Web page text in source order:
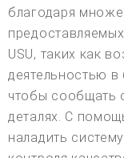
благодаря
USU, таких как
деятельностью в
чтобы сообщать
деталях. С
наладить